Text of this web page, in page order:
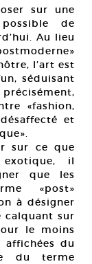
sur une
de
Au lieu
l’art est
séduisant
«fashion,
et
sur ce que
il
que les
«post»
à désigner
calquant sur
le moins
du
du terme